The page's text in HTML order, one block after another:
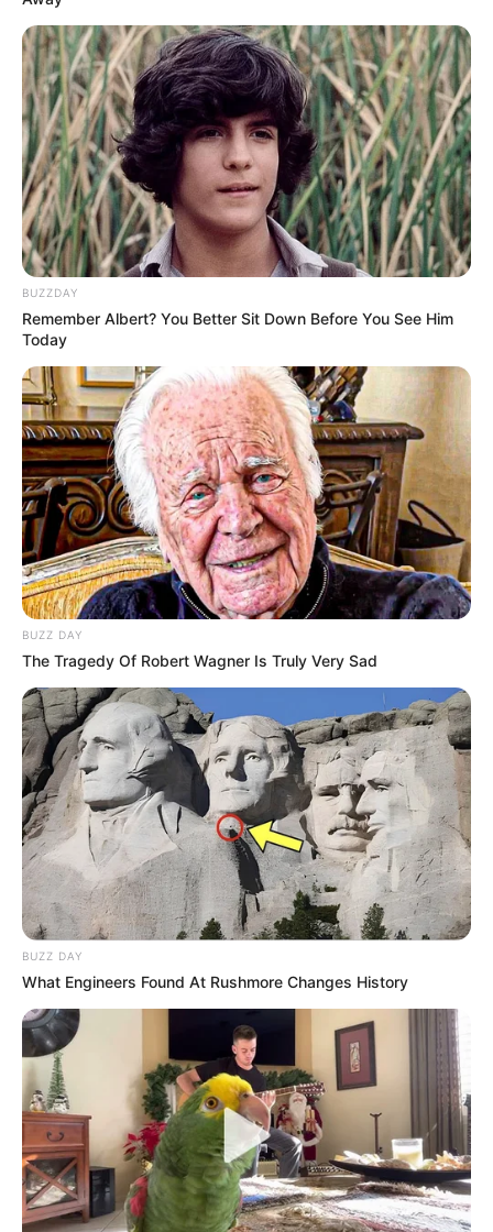
Como fazer cola caseira com dois
ingredientes
O canal Feito à mão
te ensina, de maneira simples
a fazer o famoso grude. Uma cola simples,
atóxica e segura para ser usada por todos!
Receitas cola caseira
Ao fazercola branca caseira, é sempre
importante considerar a quantidade exata que
será utilizada para evitar desperdícios. Para isso,
é imprescindível seguir cuidadosamente as
Aprendacomo fazer cola caseirae compartilhe
essas dicas!
BUZZDAY
Remember Albert? You Better Sit Down Before You See Him
Today
BUZZ DAY
The Tragedy Of Robert Wagner Is Truly Very Sad
BUZZ DAY
What Engineers Found At Rushmore Changes History